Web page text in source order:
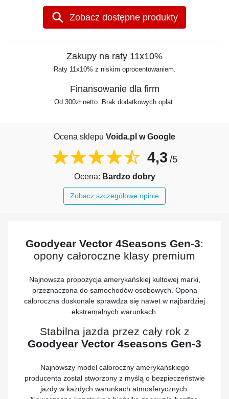
Zobacz dostępne produkty
Zakupy na raty 11x10%
Raty 11x10% z niskim oprocentowaniem.
Finansowanie dla firm
Od 300zł netto. Brak dodatkowych opłat.
Ocena sklepu Voida.pl w Google
4,3 /5
Ocena: Bardzo dobry
Zobacz szczegółowe opinie
Goodyear Vector 4Seasons Gen-3:
opony całoroczne klasy premium
Najnowsza propozycja amerykańskiej kultowej marki,
przeznaczona do samochodów osobowych. Opona
całoroczna doskonale sprawdza się nawet w najbardziej
ekstremalnych warunkach.
Stabilna jazda przez cały rok z
Goodyear Vector 4seasons Gen-3
Najnowszy model całoroczny amerykańskiego
producenta został stworzony z myślą o bezpieczeństwie
jazdy w każdych warunkach atmosferycznych.